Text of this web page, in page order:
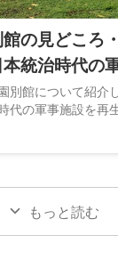
館の見どころ
統治時代の
別館について紹介
代の軍事施設を再
もっと読む